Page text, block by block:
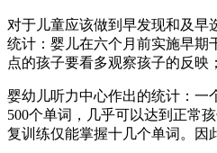
对于儿童应该做到早发现和及早
统计：婴儿在六个月前实施早期
点的孩子要看多观察孩子的反映
婴幼儿听力中心作出的统计：一
500个单词，几乎可以达到正常
复训练仅能掌握十几个单词。因